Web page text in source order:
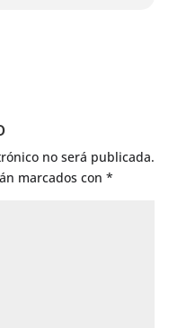
no será publicada.
marcados con *